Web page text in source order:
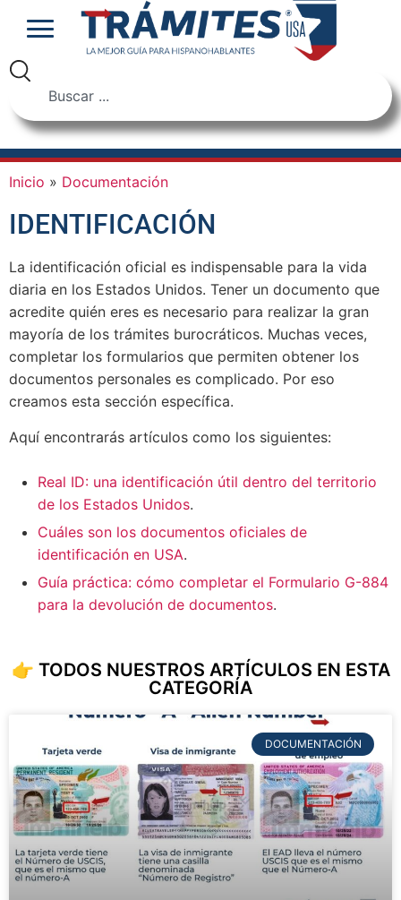
Inicio » Documentación
IDENTIFICACIÓN
La identificación oficial es indispensable para la vida
diaria en los Estados Unidos. Tener un documento que
acredite quién eres es necesario para realizar la gran
mayoría de los trámites burocráticos. Muchas veces,
completar los formularios que permiten obtener los
documentos personales es complicado. Por eso
creamos esta sección específica.
Aquí encontrarás artículos como los siguientes:
Real ID: una identificación útil dentro del territorio
de los Estados Unidos.
Cuáles son los documentos oficiales de
identificación en USA.
Guía práctica: cómo completar el Formulario G-884
para la devolución de documentos.
👉 TODOS NUESTROS ARTÍCULOS EN ESTA
CATEGORÍA
DOCUMENTACIÓN